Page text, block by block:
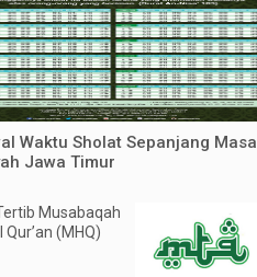
Waktu Sholat Sepanjang Masa
Jawa Timur
Musabaqah
(MHQ)